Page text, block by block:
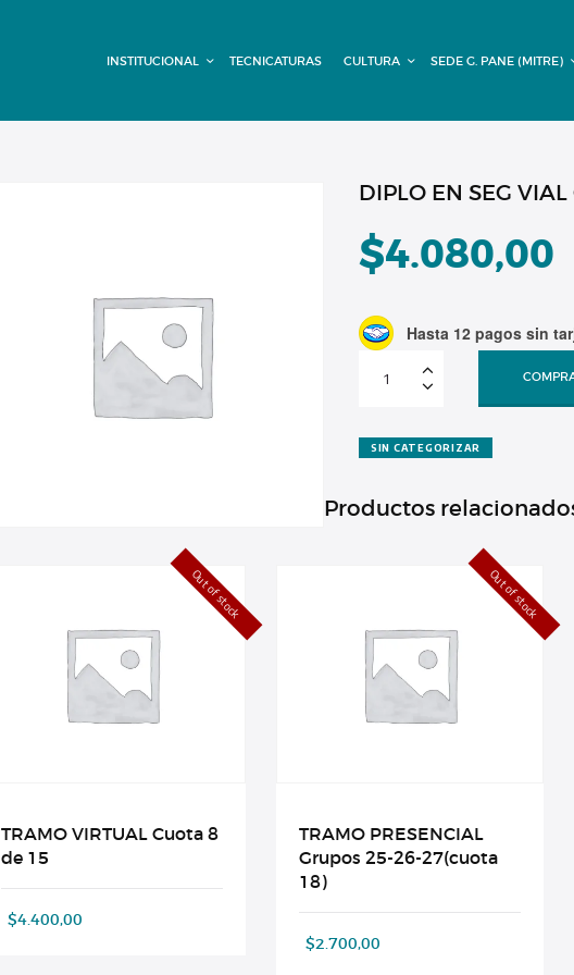
INSTITUCIONAL TECNICATURAS CULTURA SEDE G. PANE (MITRE)
DOMÍNICO
CONTACTO
DIPLO EN SEG
$4.080,00
Hasta 12 pagos sin
5
(con
descuento)
SIN CATEGORIZAR
Productos
Out of stock
TRAMO VIRTUAL Cuota 8
de 15
$4.400,00
Out of stock
TRAMO PRESENCIAL
Grupos 25-26-27(cuota
18)
$2.700,00